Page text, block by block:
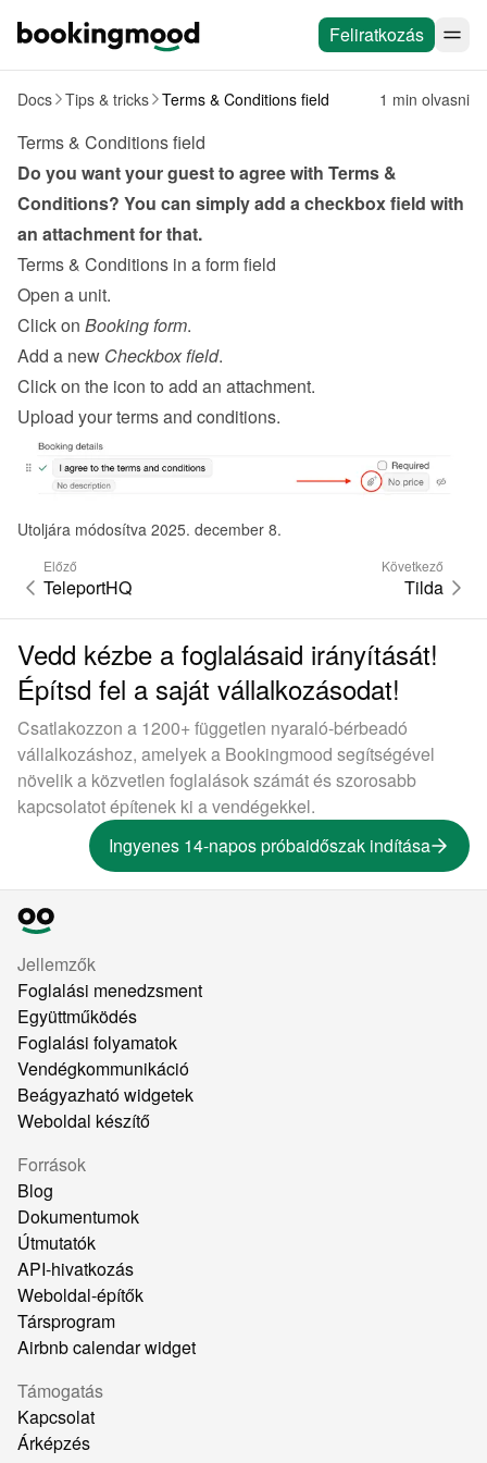
Feliratkozás
Docs Tips & tricks Terms & Conditions field 1 min olvasni
Terms & Conditions field
Do you want your guest to agree with Terms &
Conditions? You can simply add a checkbox field with
an attachment for that.
Terms & Conditions in a form field
Open a unit.
Click on Booking form.
Add a new Checkbox field.
Click on the icon to add an attachment.
Upload your terms and conditions.
Utoljára módosítva 2025. december 8.
Előző
TeleportHQ
Következő
Tilda
Vedd kézbe a foglalásaid irányítását!
Építsd fel a saját vállalkozásodat!
Csatlakozzon a 1200+ független nyaraló-bérbeadó
vállalkozáshoz, amelyek a Bookingmood segítségével
növelik a közvetlen foglalások számát és szorosabb
kapcsolatot építenek ki a vendégekkel.
Ingyenes 14-napos próbaidőszak indítása
Jellemzők
Foglalási menedzsment
Együttműködés
Foglalási folyamatok
Vendégkommunikáció
Beágyazható widgetek
Weboldal készítő
Források
Blog
Dokumentumok
Útmutatók
API-hivatkozás
Weboldal-építők
Társprogram
Airbnb calendar widget
Támogatás
Kapcsolat
Árképzés